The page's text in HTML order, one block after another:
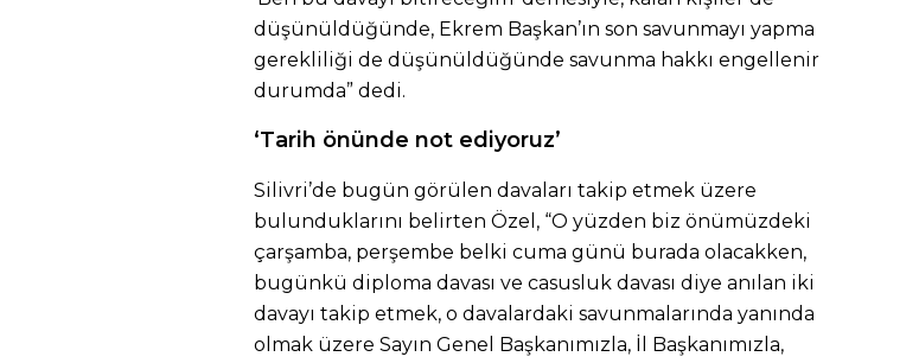
düşünüldüğünde, Ekrem Başkan’ın son savunmayı yapma
gerekliliği de düşünüldüğünde savunma hakkı engellenir
durumda” dedi.
‘Tarih önünde not ediyoruz’
Silivri’de bugün görülen davaları takip etmek üzere
bulunduklarını belirten Özel, “O yüzden biz önümüzdeki
çarşamba, perşembe belki cuma günü burada olacakken,
bugünkü diploma davası ve casusluk davası diye anılan iki
davayı takip etmek, o davalardaki savunmalarında yanında
olmak üzere Sayın Genel Başkanımızla, İl Başkanımızla,